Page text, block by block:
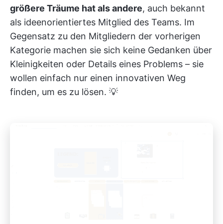
größere Träume hat als andere, auch bekannt
als ideenorientiertes Mitglied des Teams. Im
Gegensatz zu den Mitgliedern der vorherigen
Kategorie machen sie sich keine Gedanken über
Kleinigkeiten oder Details eines Problems – sie
wollen einfach nur einen innovativen Weg
finden, um es zu lösen. 💡